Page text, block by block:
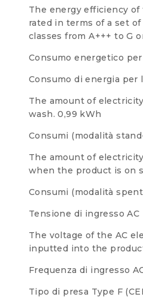
The energy efficiency
rated in terms of a set
classes from A+++ to G
Consumo energetico
Consumo di energia per
The amount of
wash. 0,99 kWh
Consumi (modalità
The amount of
when the product is on
Consumi (modalità
Tensione di ingresso AC
The voltage of the AC
inputted into the
Frequenza di ingresso
Tipo di presa Type F